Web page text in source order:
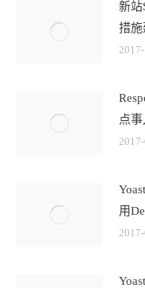
新站
措施
点
用